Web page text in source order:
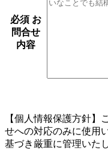
必須お
問合せ
内容
【個人情報保護方針】
せへの対応のみに使用
基づき厳重に管理いた